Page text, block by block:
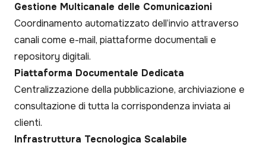
Gestione Multicanale delle Comunicazioni
Coordinamento automatizzato dell’invio attraverso
canali come e-mail, piattaforme documentali e
repository digitali.
Piattaforma Documentale Dedicata
Centralizzazione della pubblicazione, archiviazione e
consultazione di tutta la corrispondenza inviata ai
clienti.
Infrastruttura Tecnologica Scalabile